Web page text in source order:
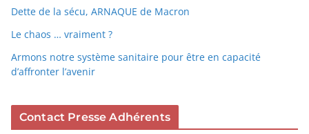
Dette de la sécu, ARNAQUE de Macron
Le chaos … vraiment ?
Armons notre système sanitaire pour être en capacité
d’affronter l’avenir
Contact Presse Adhérents